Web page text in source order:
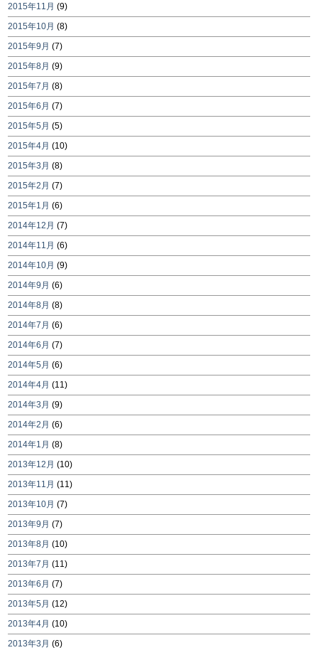
2015年11月 (9)
2015年10月 (8)
2015年9月 (7)
2015年8月 (9)
2015年7月 (8)
2015年6月 (7)
2015年5月 (5)
2015年4月 (10)
2015年3月 (8)
2015年2月 (7)
2015年1月 (6)
2014年12月 (7)
2014年11月 (6)
2014年10月 (9)
2014年9月 (6)
2014年8月 (8)
2014年7月 (6)
2014年6月 (7)
2014年5月 (6)
2014年4月 (11)
2014年3月 (9)
2014年2月 (6)
2014年1月 (8)
2013年12月 (10)
2013年11月 (11)
2013年10月 (7)
2013年9月 (7)
2013年8月 (10)
2013年7月 (11)
2013年6月 (7)
2013年5月 (12)
2013年4月 (10)
2013年3月 (6)